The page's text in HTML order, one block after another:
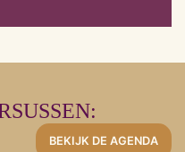
BEKIJK DE AGENDA